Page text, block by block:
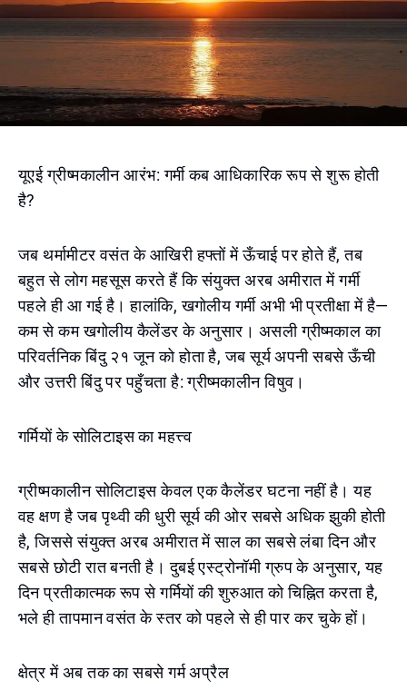
यूएई ग्रीष्मकालीन आरंभ: गर्मी कब आधिकारिक रूप से शुरू होती
है?
जब थर्मामीटर वसंत के आखिरी हफ्तों में ऊँचाई पर होते हैं, तब
बहुत से लोग महसूस करते हैं कि संयुक्त अरब अमीरात में गर्मी
पहले ही आ गई है। हालांकि, खगोलीय गर्मी अभी भी प्रतीक्षा में है—
कम से कम खगोलीय कैलेंडर के अनुसार। असली ग्रीष्मकाल का
परिवर्तनिक बिंदु २१ जून को होता है, जब सूर्य अपनी सबसे ऊँची
और उत्तरी बिंदु पर पहुँचता है: ग्रीष्मकालीन विषुव।
गर्मियों के सोलिटाइस का महत्त्व
ग्रीष्मकालीन सोलिटाइस केवल एक कैलेंडर घटना नहीं है। यह
वह क्षण है जब पृथ्वी की धुरी सूर्य की ओर सबसे अधिक झुकी होती
है, जिससे संयुक्त अरब अमीरात में साल का सबसे लंबा दिन और
सबसे छोटी रात बनती है। दुबई एस्ट्रोनॉमी ग्रुप के अनुसार, यह
दिन प्रतीकात्मक रूप से गर्मियों की शुरुआत को चिह्नित करता है,
भले ही तापमान वसंत के स्तर को पहले से ही पार कर चुके हों।
क्षेत्र में अब तक का सबसे गर्म अप्रैल